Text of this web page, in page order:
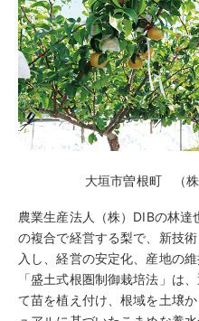
大垣市曽根町 （
農業生産法人（株）DIBの林
の複合で経営する梨で、新技
入し、経営の安定化、産地の
「盛土式根圏制御栽培法」は
て苗を植え付け、根域を土壌